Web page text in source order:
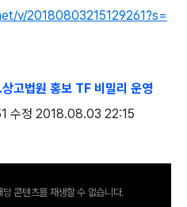
v/20180803215129261?s=
고법원 홍보 TF 비밀리 운영
수정 2018.08.03 22:15
콘텐츠를 재생할 수 없습니다.